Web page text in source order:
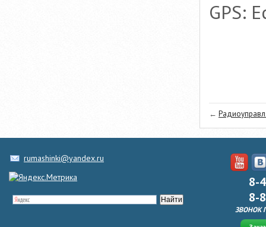
GPS:
←
rumashinki@yandex.ru
8-
8-
ЗВОНОК